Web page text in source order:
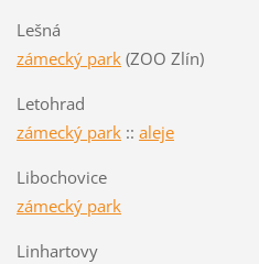
Lešná
zámecký park(ZOO Zlín)
Letohrad
zámecký park:: aleje
Libochovice
zámecký park
Linhartovy